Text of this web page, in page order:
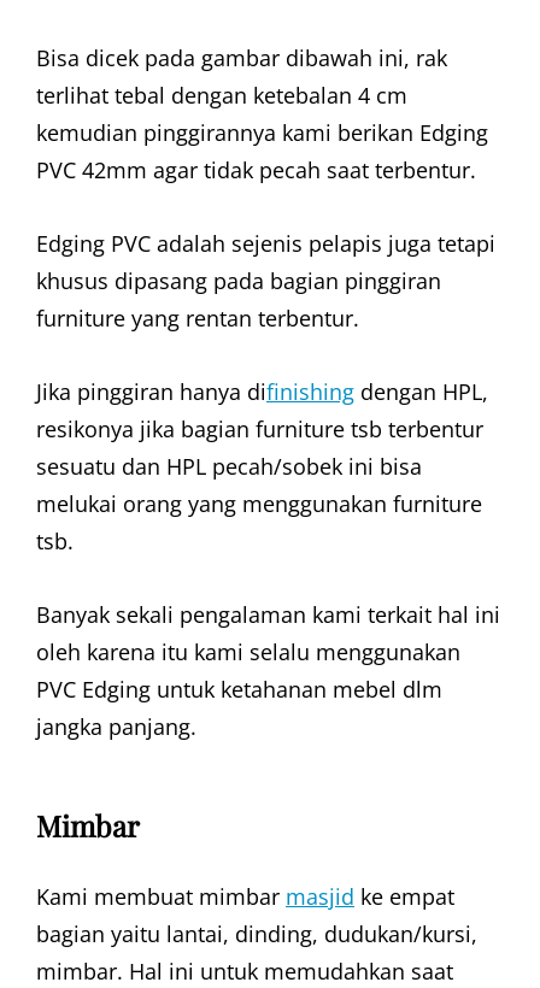
Bisa dicek pada gambar dibawah ini, rak
terlihat tebal dengan ketebalan 4 cm
kemudian pinggirannya kami berikan Edging
PVC 42mm agar tidak pecah saat terbentur.
Edging PVC adalah sejenis pelapis juga tetapi
khusus dipasang pada bagian pinggiran
furniture yang rentan terbentur.
Jika pinggiran hanya difinishing dengan HPL,
resikonya jika bagian furniture tsb terbentur
sesuatu dan HPL pecah/sobek ini bisa
melukai orang yang menggunakan furniture
tsb.
Banyak sekali pengalaman kami terkait hal ini
oleh karena itu kami selalu menggunakan
PVC Edging untuk ketahanan mebel dlm
jangka panjang.
Mimbar
Kami membuat mimbar masjid ke empat
bagian yaitu lantai, dinding, dudukan/kursi,
mimbar. Hal ini untuk memudahkan saat